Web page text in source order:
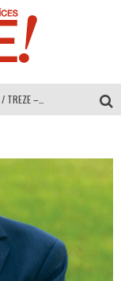
MULTIOFICINAS / AMOBLARE / TREZE – Especial Interiorismo & Decoración 2026
COLINEAL – Especial Interiorismo & Decoración 2026